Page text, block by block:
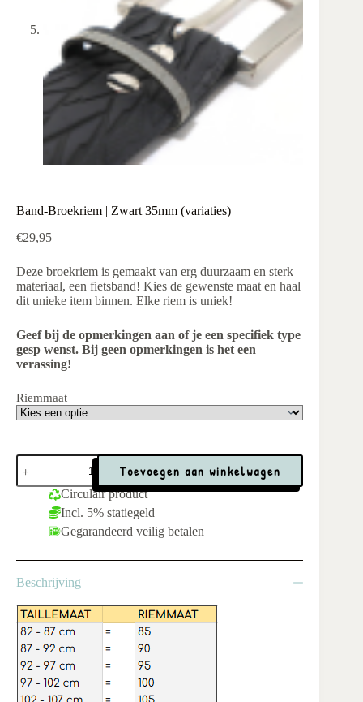
Band-Broekriem | Zwart 35mm (variaties)
€29,95
Deze broekriem is gemaakt van erg duurzaam en sterk
materiaal, een fietsband! Kies de gewenste maat en haal
dit unieke item binnen. Elke riem is uniek!
Geef bij de opmerkingen aan of je een specifiek type
gesp wenst. Bij geen opmerkingen is het een
verassing!
Riemmaat
Band-
Broekriem
|
(variaties)
Toevoegen aan winkelwagen
Circulair product
Incl. 5% statiegeld
Gegarandeerd veilig betalen
Beschrijving